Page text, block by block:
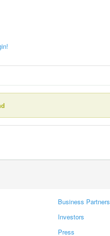
Business Partners
Investors
Press